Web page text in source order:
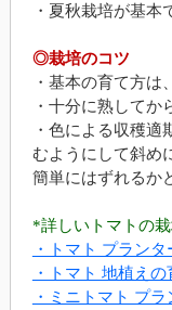
・夏秋栽培が基本
◎栽培のコツ
・基本の育て方は
・十分に熟してか
・色による収穫
むようにして斜め
簡単にはずれるか
*詳しいトマトの
・トマト プラン
・トマト 地植えの
・ミニトマト プ